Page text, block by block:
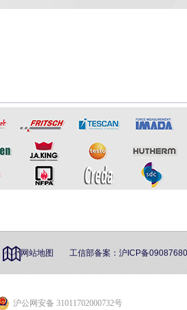
网站地图 工信部备案： 沪ICP备
沪公网安备 31011702000732号